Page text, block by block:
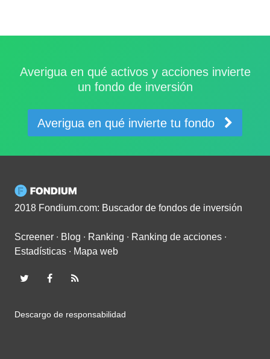
Averigua en qué activos y acciones invierte
un fondo de inversión
Averigua en qué invierte tu fondo
2018 Fondium.com: Buscador de fondos de inversión
Screener ∙ Blog ∙ Ranking ∙ Ranking de acciones ∙
Estadísticas ∙ Mapa web
Descargo de responsabilidad